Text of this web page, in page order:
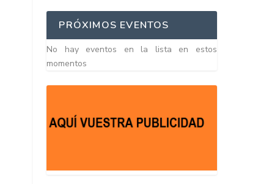
PRÓXIMOS EVENTOS
No hay eventos en la lista en estos
momentos